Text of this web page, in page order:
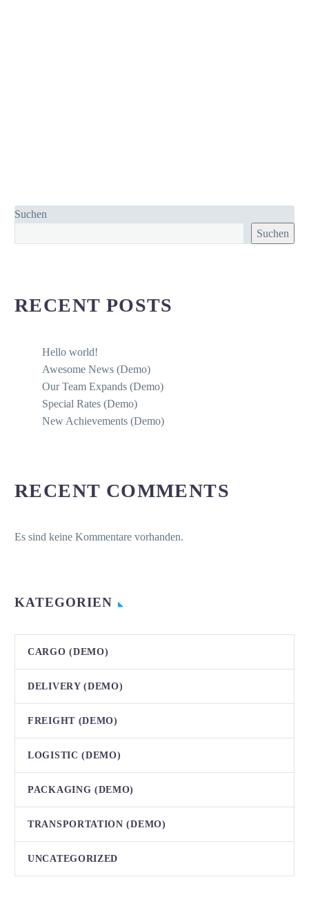
Suchen
Suchen
RECENT POSTS
Hello world!
Awesome News (Demo)
Our Team Expands (Demo)
Special Rates (Demo)
New Achievements (Demo)
RECENT COMMENTS
Es sind keine Kommentare vorhanden.
KATEGORIEN
CARGO (DEMO)
DELIVERY (DEMO)
FREIGHT (DEMO)
LOGISTIC (DEMO)
PACKAGING (DEMO)
TRANSPORTATION (DEMO)
UNCATEGORIZED